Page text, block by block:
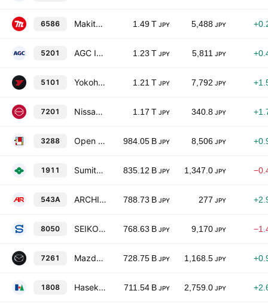
6586 Makita Corporation 1.49 T JPY 5,488 JPY
5201 AGC Inc. 1.23 T JPY 5,811 JPY
5101 Yokohama Rubber Co., Ltd. 1.21 T JPY 7,792 JPY
7201 Nissan Motor Co., Ltd. 1.17 T JPY 340.8 JPY
3288 Open House Group Co. Ltd 984.05 B JPY 8,506 JPY
1911 Sumitomo Forestry Co., Ltd. 835.12 B JPY 1,347.0 JPY
543A ARCHION Corporation 788.73 B JPY 277 JPY
8050 SEIKO GROUP CORPORATION 768.63 B JPY 9,170 JPY
7261 Mazda Motor Corp. 728.75 B JPY 1,168.5 JPY
1808 Haseko Corporation 711.54 B JPY 2,759.0 JPY